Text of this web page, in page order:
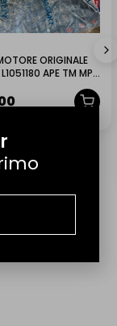
scrivici a
ORIGINALE
APE TM MP